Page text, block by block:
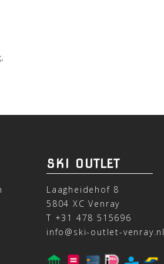
SKI OUTLET
Laagheidehof 8
5804 XC Venray
T +31 478 515696
info@ski-outlet-venray.nl